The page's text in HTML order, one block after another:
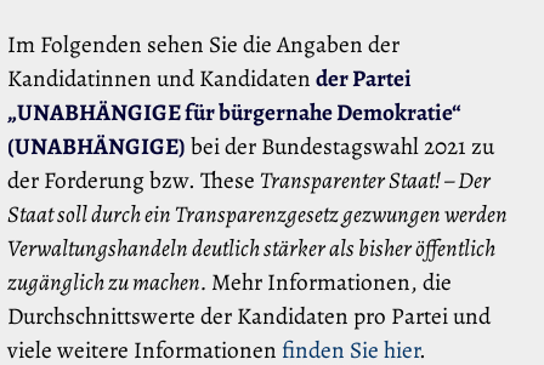
Im Folgenden sehen Sie die Angaben der
Kandidatinnen und Kandidatender Partei
„UNABHÄNGIGE für bürgernahe Demokratie“
(UNABHÄNGIGE)bei der Bundestagswahl 2021 zu
der Forderung bzw. TheseTransparenter Staat! – Der
Staat soll durch ein Transparenzgesetz gezwungen werden
Verwaltungshandeln deutlich stärker als bisher öffentlich
zugänglich zu machen. Mehr Informationen, die
Durchschnittswerte der Kandidaten pro Partei und
viele weitere Informationen finden Sie hier.